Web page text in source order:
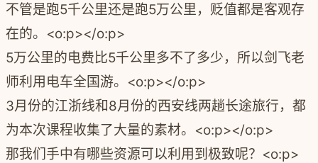
不管是跑5千公里还是跑5万公里，贬值都是客观存
在的。<o:p></o:p>
5万公里的电费比5千公里多不了多少，所以剑飞老
师利用电车全国游。<o:p></o:p>
3月份的江浙线和8月份的西安线两趟长途旅行，都
为本次课程收集了大量的素材。<o:p></o:p>
那我们手中有哪些资源可以利用到极致呢？<o:p>